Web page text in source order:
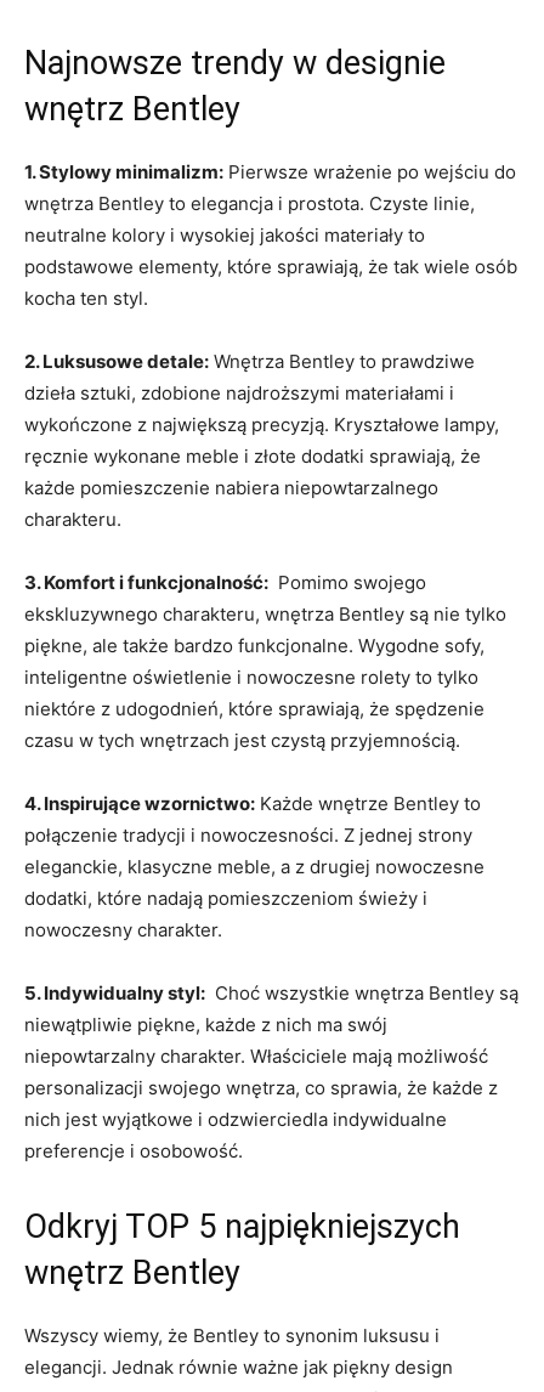
Najnowsze trendy w⁤ designie
wnętrz Bentley
1. Stylowy minimalizm: Pierwsze⁣ wrażenie po wejściu do
‍wnętrza ‌Bentley ​to ⁤elegancja i prostota. Czyste linie,
neutralne ‍kolory i wysokiej jakości materiały to
podstawowe elementy, ⁤które ⁣sprawiają, ⁣że tak wiele ⁤osób
kocha ten styl.
2. Luksusowe detale: ⁤Wnętrza Bentley⁤ to prawdziwe
dzieła sztuki, zdobione najdroższymi materiałami i
wykończone z największą precyzją. Kryształowe lampy,
ręcznie wykonane meble i ​złote‍ dodatki sprawiają, że
każde pomieszczenie nabiera niepowtarzalnego
charakteru.
3. Komfort i funkcjonalność: ⁤ Pomimo swojego
ekskluzywnego charakteru, wnętrza Bentley​ są nie tylko
piękne, ale także bardzo funkcjonalne. Wygodne sofy,
inteligentne oświetlenie i nowoczesne‌ rolety to tylko
niektóre ​z udogodnień, które sprawiają, że spędzenie
czasu w⁣ tych wnętrzach ⁤jest czystą przyjemnością.
4. Inspirujące wzornictwo: ​Każde wnętrze ⁤Bentley to
⁤połączenie tradycji i ‌nowoczesności. Z‍ jednej‌ strony
eleganckie, ​klasyczne meble,​ a z⁤ drugiej‍ nowoczesne
dodatki, ⁣które nadają pomieszczeniom świeży i
nowoczesny ‍charakter.
5.⁢ Indywidualny styl: ‌ Choć wszystkie wnętrza ⁤Bentley są⁣
niewątpliwie piękne, każde​ z nich ma swój
niepowtarzalny charakter.⁣ Właściciele‍ mają ⁣możliwość
personalizacji swojego⁤ wnętrza, co sprawia, że każde z⁤
nich jest wyjątkowe i ‍odzwierciedla⁤ indywidualne
preferencje i osobowość.
Odkryj TOP 5 najpiękniejszych​
wnętrz⁢ Bentley
Wszyscy‍ wiemy, że Bentley to synonim luksusu i
elegancji.⁢ Jednak ‌równie ważne jak⁤ piękny design